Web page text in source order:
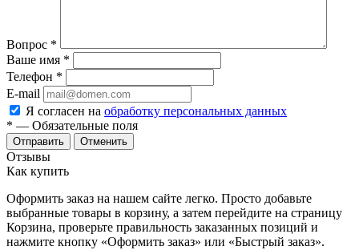
Вопрос *
Ваше имя *
Телефон *
E-mail
Я согласен на обработку персональных данных
* — Обязательные поля
Отменить
Отзывы
Как купить
Оформить заказ на нашем сайте легко. Просто добавьте
выбранные товары в корзину, а затем перейдите на страницу
Корзина, проверьте правильность заказанных позиций и
нажмите кнопку «Оформить заказ» или «Быстрый заказ».